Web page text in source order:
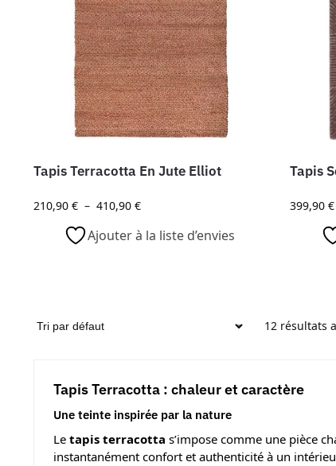
Tapis Terracotta En Jute Elliot
210,90 € – 410,90 €
Ajouter à la liste d’envies
Tapis
399,90€
12 résultats
Tapis Terracotta : chaleur et caractère
Une teinte inspirée par la nature
Le tapis terracotta s’impose comme une pièce
instantanément confort et authenticité à un